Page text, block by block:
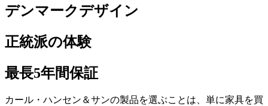
デンマークデザイン
正統派の体験
最長5年間保証
カール・ハンセン＆サンの製品を選ぶことは、単に家具を買